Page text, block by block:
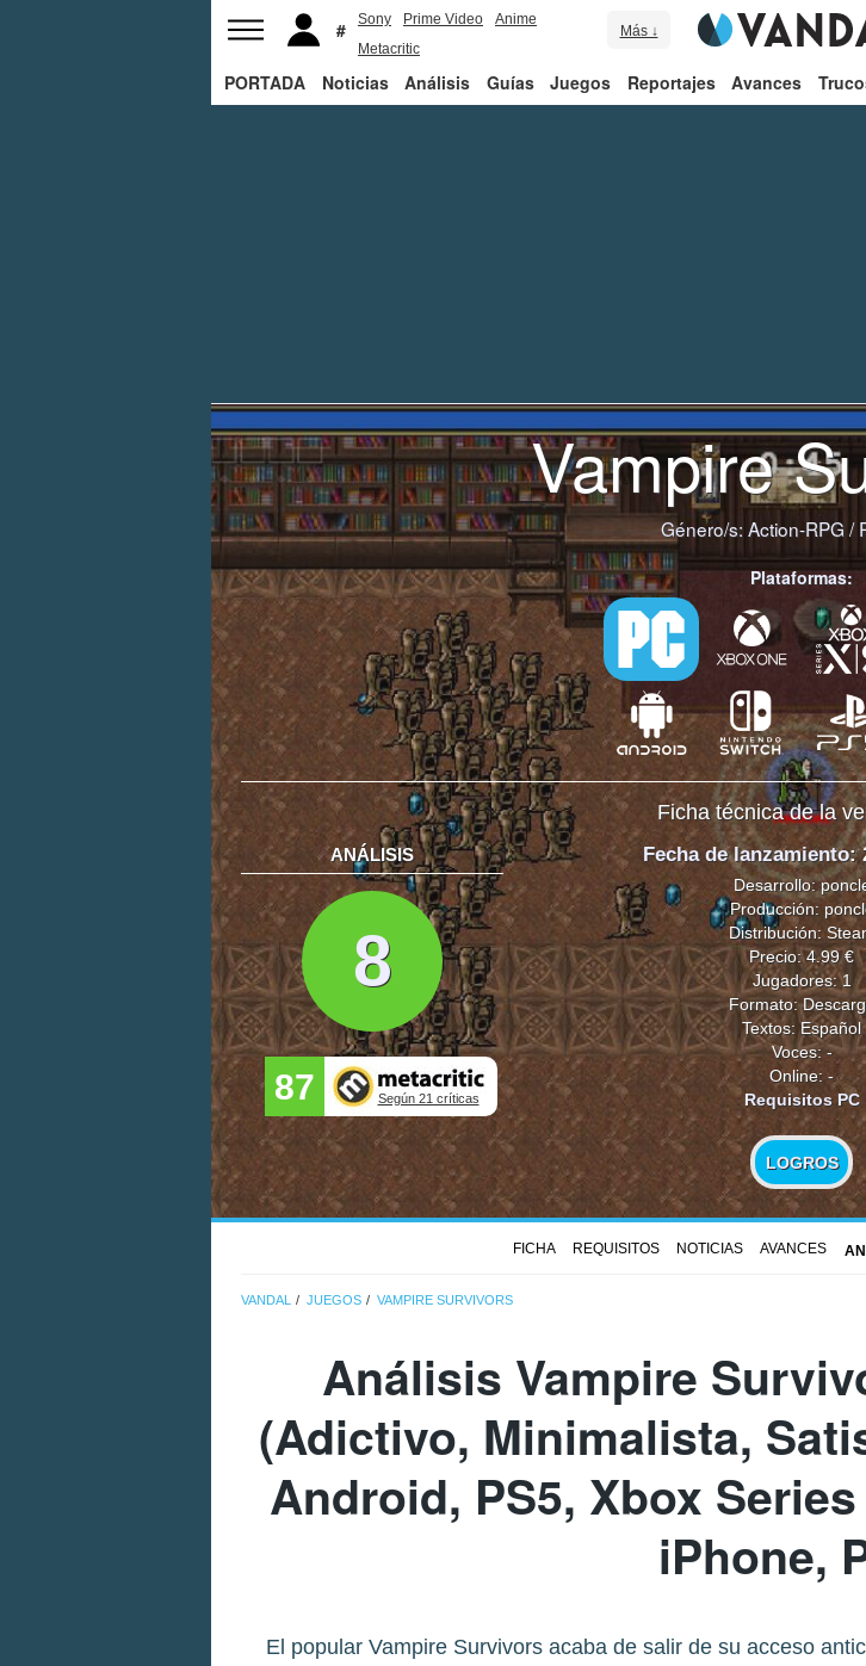
Sony Prime Video
Anime
Metacritic
Más ↓
PORTADA Noticias Análisis Guías Juegos Reportajes Avances
Vampire
Género/s: Action-RPG /
Plataformas:
Ficha técnica de la
ANÁLISIS
8
87 Según 21 críticas
Fecha de lanzamiento:
Desarrollo:
Producción:
Distribución:
Precio: 4.99 €
Jugadores: 1
Formato:
Textos: Español
Voces: -
Online: -
Requisitos PC
LOGROS
FICHA REQUISITOS NOTICIAS AVANCES
VANDAL JUEGOS VAMPIRE SURVIVORS
Análisis Vampire
(Adictivo, Minimalista,
Android, PS5, Xbox
iPhone,
El popular Vampire Survivors acaba de salir de su acceso